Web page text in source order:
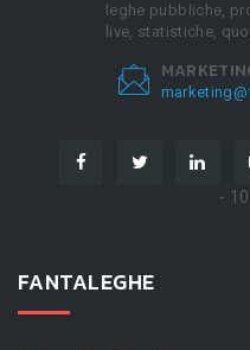
leghe pubbliche,
live, statistiche,
-
FANTALEGHE